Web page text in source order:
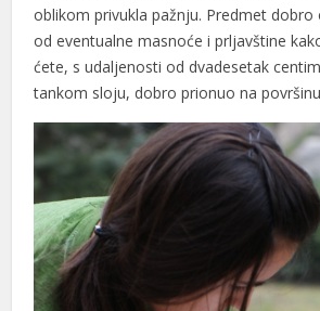
oblikom privukla pažnju. Predmet
od eventualne masnoće i prljavštine
ćete, s udaljenosti od dvadesetak
tankom sloju, dobro prionuo na